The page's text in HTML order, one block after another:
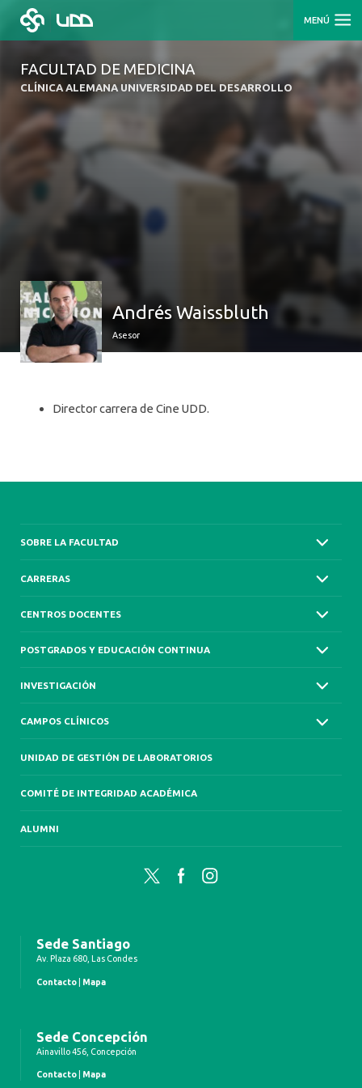
MENÚ
FACULTAD DE MEDICINA
CLÍNICA ALEMANA UNIVERSIDAD DEL DESARROLLO
Andrés Waissbluth
Asesor
Director carrera de Cine UDD.
SOBRE LA FACULTAD
CARRERAS
CENTROS DOCENTES
POSTGRADOS Y EDUCACIÓN CONTINUA
INVESTIGACIÓN
CAMPOS CLÍNICOS
UNIDAD DE GESTIÓN DE LABORATORIOS
COMITÉ DE INTEGRIDAD ACADÉMICA
ALUMNI
Twitter FacebookInstagram
Sede Santiago
Av. Plaza 680, Las Condes
Contacto Mapa
Sede Concepción
Ainavillo 456, Concepción
Contacto Mapa